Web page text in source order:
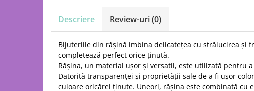
Descriere Review-uri(0)
Bijuteriile din rășină imbina delicatețea cu strălucirea și
completează perfect orice ținută.
Rășina, un material ușor și versatil, este utilizată pentru
Datorită transparenței și proprietății sale de a fi ușor
culoare oricărei ținute. Uneori, rășina este combinată